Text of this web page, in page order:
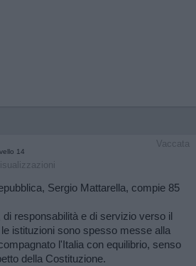
Vaccata
14
Sergio Mattarella, compie 85
responsabilità e di servizio verso il
istituzioni sono spesso messe alla
l'Italia con equilibrio, senso
della Costituzione.